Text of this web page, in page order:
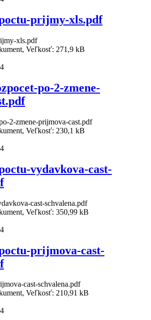
prijmy-xls.pdf
xls.pdf
Veľkosť: 271,9 kB
po-2-zmene-
2-zmene-prijmova-cast.pdf
Veľkosť: 230,1 kB
vydavkova-cast-
cast-schvalena.pdf
Veľkosť: 350,99 kB
prijmova-cast-
cast-schvalena.pdf
Veľkosť: 210,91 kB